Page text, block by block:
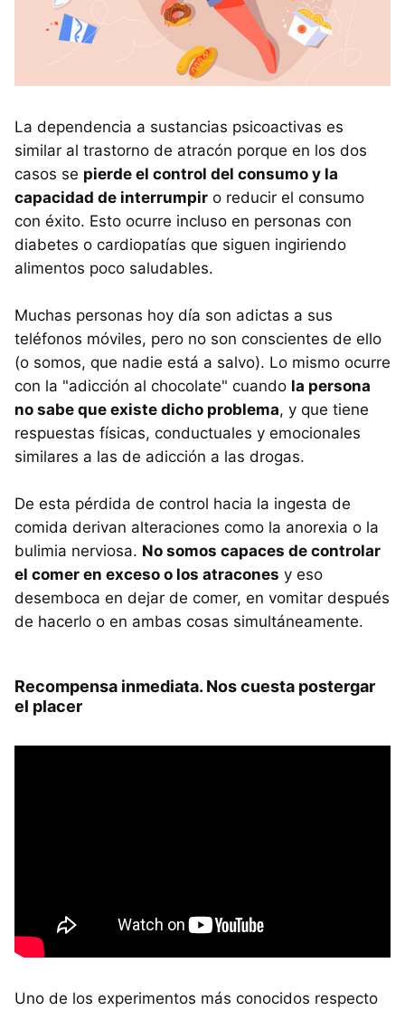
La dependencia a sustancias psicoactivas es
similar al trastorno de atracón porque en los dos
casos se pierde el control del consumo y la
capacidad de interrumpir o reducir el consumo
con éxito. Esto ocurre incluso en personas con
diabetes o cardiopatías que siguen ingiriendo
alimentos poco saludables.
Muchas personas hoy día son adictas a sus
teléfonos móviles, pero no son conscientes de ello
(o somos, que nadie está a salvo). Lo mismo ocurre
con la "adicción al chocolate" cuando la persona
no sabe que existe dicho problema, y que tiene
respuestas físicas, conductuales y emocionales
similares a las de adicción a las drogas.
De esta pérdida de control hacia la ingesta de
comida derivan alteraciones como la anorexia o la
bulimia nerviosa. No somos capaces de controlar
el comer en exceso o los atracones y eso
desemboca en dejar de comer, en vomitar después
de hacerlo o en ambas cosas simultáneamente.
Recompensa inmediata. Nos cuesta postergar
el placer
Uno de los experimentos más conocidos respecto